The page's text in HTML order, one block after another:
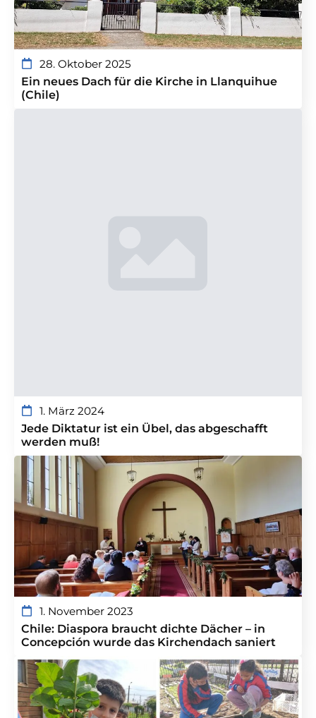
28. Oktober 2025
Ein neues Dach für die Kirche in Llanquihue
(Chile)
1. März 2024
Jede Diktatur ist ein Übel, das abgeschafft
werden muß!
1. November 2023
Chile: Diaspora braucht dichte Dächer – in
Concepción wurde das Kirchendach saniert